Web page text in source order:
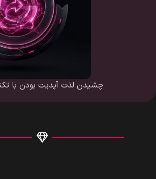
چشیدن لذت آپدیت بودن با